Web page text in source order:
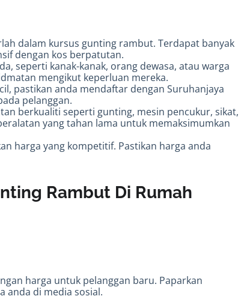
dalam kursus gunting rambut. Terdapat banyak
dengan kos berpatutan.
seperti kanak-kanak, orang dewasa, atau warga
mengikut keperluan mereka.
pastikan anda mendaftar dengan Suruhanjaya
pelanggan.
berkualiti seperti gunting, mesin pencukur, sikat,
yang tahan lama untuk memaksimumkan
harga yang kompetitif. Pastikan harga anda
Rambut Di Rumah
harga untuk pelanggan baru. Paparkan
anda di media sosial.